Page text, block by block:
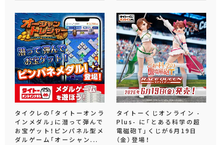
タイクレの「タイトーオンラ
インメダル」に潜って弾んで
お宝ゲット！ピンパネル型メ
ダルゲーム「オーシャン...
タイトーくじオンライン -
Plus- に「とある科学の超
電磁砲T」くじが6月19日
（金）登場！